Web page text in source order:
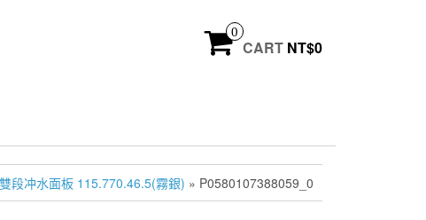
0
CART NT$0
段冲水面板 115.770.46.5(霧銀) » P0580107388059_0